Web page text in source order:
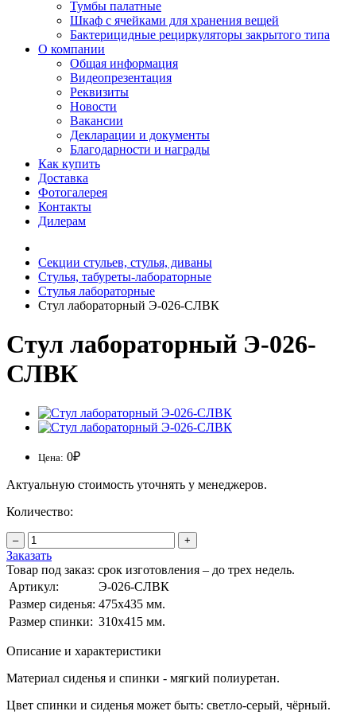
Тумбы палатные
Шкаф с ячейками для хранения вещей
Бактерицидные рециркуляторы закрытого типа
О компании
Общая информация
Видеопрезентация
Реквизиты
Новости
Вакансии
Декларации и документы
Благодарности и награды
Как купить
Доставка
Фотогалерея
Контакты
Дилерам
Секции стульев, стулья, диваны
Стулья, табуреты-лабораторные
Стулья лабораторные
Стул лабораторный Э-026-СЛВК
Стул лабораторный Э-026-
СЛВК
Цена: 0₽
Актуальную стоимость уточнять у менеджеров.
Количество:
– +
Заказать
Товар под заказ: срок изготовления – до трех недель.
Артикул:
Э-026-СЛВК
Размер сиденья: 475х435 мм.
Размер спинки: 310х415 мм.
Описание и характеристики
Материал сиденья и спинки - мягкий полиуретан.
Цвет спинки и сиденья может быть: светло-серый, чёрный.